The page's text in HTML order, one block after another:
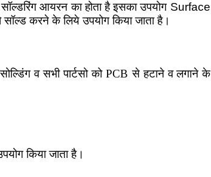
सॉल्डरिंग आयरन का होता है इसकाउपयोग Surface
सॉल्ड करने के लिये उपयोग किया जाता है।
व सभी पार्टसो को PCB से हटानेव लगाने के
किया जाता है।